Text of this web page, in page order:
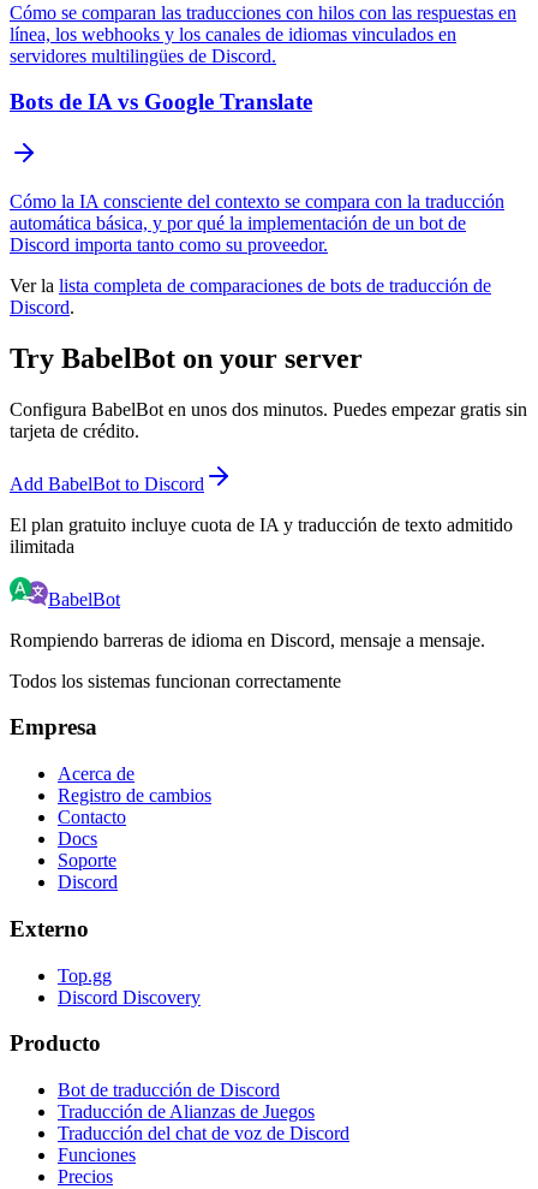
Cómo se comparan las traducciones con hilos con las respuestas en
línea, los webhooks y los canales de idiomas vinculados en
servidores multilingües de Discord.
Bots de IA vs Google Translate
Cómo la IA consciente del contexto se compara con la traducción
automática básica, y por qué la implementación de un bot de
Discord importa tanto como su proveedor.
Ver la lista completa de comparaciones de bots de traducción de
Discord.
Try BabelBot on your server
Configura BabelBot en unos dos minutos. Puedes empezar gratis sin
tarjeta de crédito.
Add BabelBot to Discord
El plan gratuito incluye cuota de IA y traducción de texto admitido
ilimitada
BabelBot
Rompiendo barreras de idioma en Discord, mensaje a mensaje.
Todos los sistemas funcionan correctamente
Empresa
Acerca de
Registro de cambios
Contacto
Docs
Soporte
Discord
Externo
Top.gg
Discord Discovery
Producto
Bot de traducción de Discord
Traducción de Alianzas de Juegos
Traducción del chat de voz de Discord
Funciones
Precios